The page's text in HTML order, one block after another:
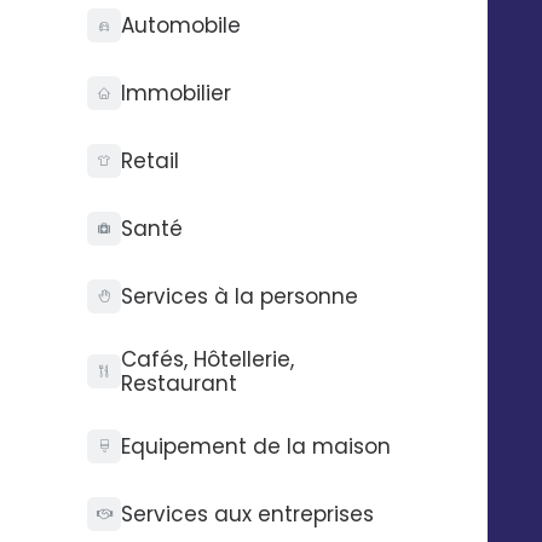
Automobile
Immobilier
Retail
Santé
Services à la personne
Cafés, Hôtellerie,
Restaurant
Equipement de la maison
Services aux entreprises
Notoriété boostée
Développez la portée de vos publications et